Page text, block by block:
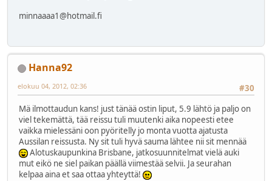
minnaaaa1@hotmail.fi
Hanna92
#30
elokuu 04, 2012, 02:36
Mä ilmottaudun kans! just tänää ostin liput, 5.9 lähtö ja paljo on
viel tekemättä, tää reissu tuli muutenki aika nopeesti etee
vaikka mielessäni oon pyöritelly jo monta vuotta ajatusta
Aussilan reissusta. Ny sit tuli hyvä sauma lähtee nii sit mennää
Alotuskaupunkina Brisbane, jatkosuunnitelmat vielä auki
mut eikö ne siel paikan päällä viimestää selvii. Ja seurahan
kelpaa aina et saa ottaa yhteyttä!